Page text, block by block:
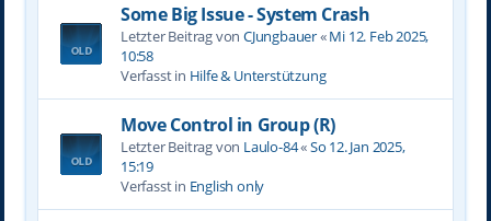
Some Big Issue - System Crash
Letzter Beitrag von CJungbauer«Mi 12. Feb 2025,
10:58
Verfasst in Hilfe & Unterstützung
Move Control in Group (R)
Letzter Beitrag von Laulo-84«So 12. Jan 2025,
15:19
Verfasst in English only